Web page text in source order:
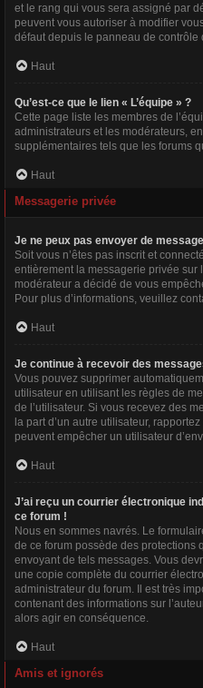
et le rang qui vous sera assigné par
peuvent vous autoriser à modifier
défaut depuis le panneau de contrôle
Haut
Qu’est-ce que le lien « L’équipe » ?
Cette page liste les membres de
administrateurs et les modérateurs,
supplémentaires tels que les forums
Haut
Messagerie privée
Je ne peux pas envoyer de
Soit vous n’êtes pas inscrit et
entièrement la messagerie privée sur
modérateur a décidé de vous
Pour plus d’informations, veuillez
Haut
Je continue à recevoir des
Vous pouvez supprimer
utilisateur en utilisant les règles de
de l’utilisateur. Si vous recevez des
la part d’un autre utilisateur,
peuvent empêcher un utilisateur
Haut
J’ai reçu un courrier électronique
ce forum !
Nous en sommes navrés. Le
de ce forum possède des protections
envoyant de tels messages. Vous
une copie complète du courrier
administrateur du forum. Il est très
contenant des informations sur
alors agir en conséquence.
Haut
Amis et ignorés